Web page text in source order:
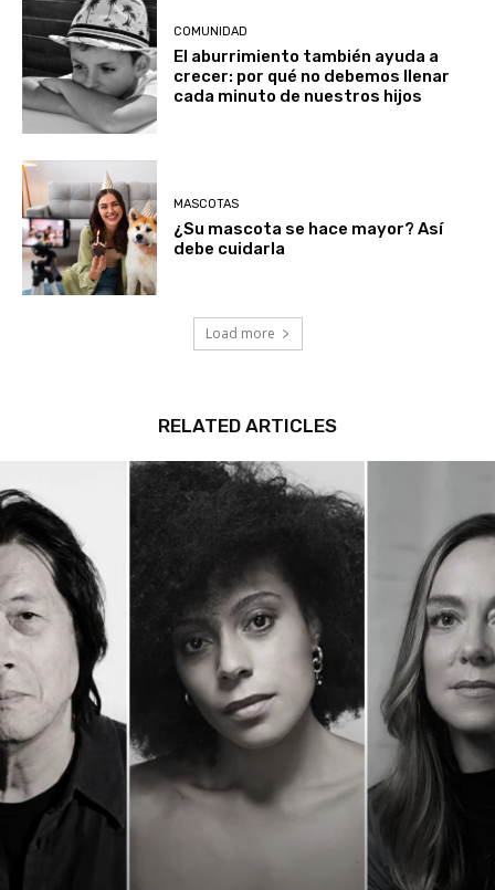
COMUNIDAD
El aburrimiento también ayuda a
crecer: por qué no debemos llenar
cada minuto de nuestros hijos
MASCOTAS
¿Su mascota se hace mayor? Así
debe cuidarla
Load more
RELATED ARTICLES